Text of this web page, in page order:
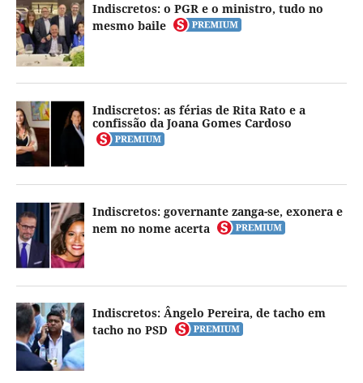
Indiscretos: o PGR e o ministro, tudo no
mesmo baile
Indiscretos: as férias de Rita Rato e a
confissão da Joana Gomes Cardoso
Indiscretos: governante zanga-se, exonera e
nem no nome acerta
Indiscretos: Ângelo Pereira, de tacho em
tacho no PSD